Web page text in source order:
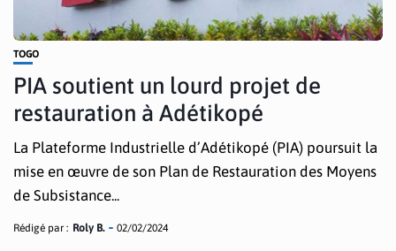
TOGO
PIA soutient un lourd projet de
restauration à Adétikopé
La Plateforme Industrielle d’Adétikopé (PIA) poursuit la
mise en œuvre de son Plan de Restauration des Moyens
de Subsistance...
Rédigé par : Roly B. 02/02/2024